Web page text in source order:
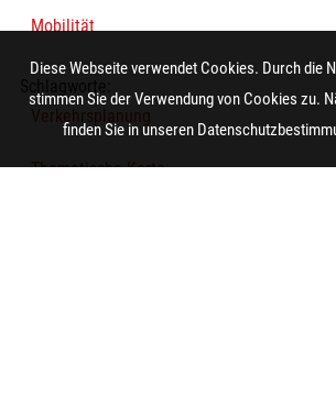
Mobilität
Thematische Karte
Diese Webseite verwendet Cookies. Durch die
stimmen Sie der Verwendung von Cookies zu.
finden Sie in unseren